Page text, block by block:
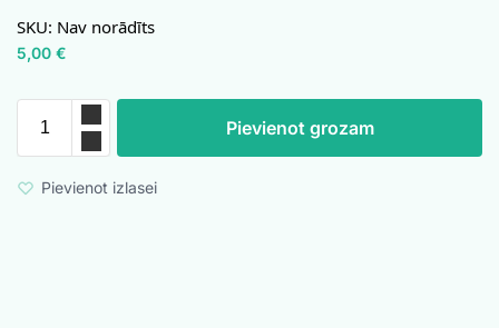
SKU: Nav norādīts
5,00 €
Pievienot grozam
Pievienot izlasei